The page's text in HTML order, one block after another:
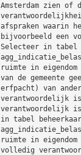
Amsterdam zien of
afspraken waarin
bijvoorbeeld een
Selecteer in tabel
ruimte in
van de gemeente
erfpacht) van
verantwoordelijk
verantwoordelijk
in tabel
ruimte in
volledig